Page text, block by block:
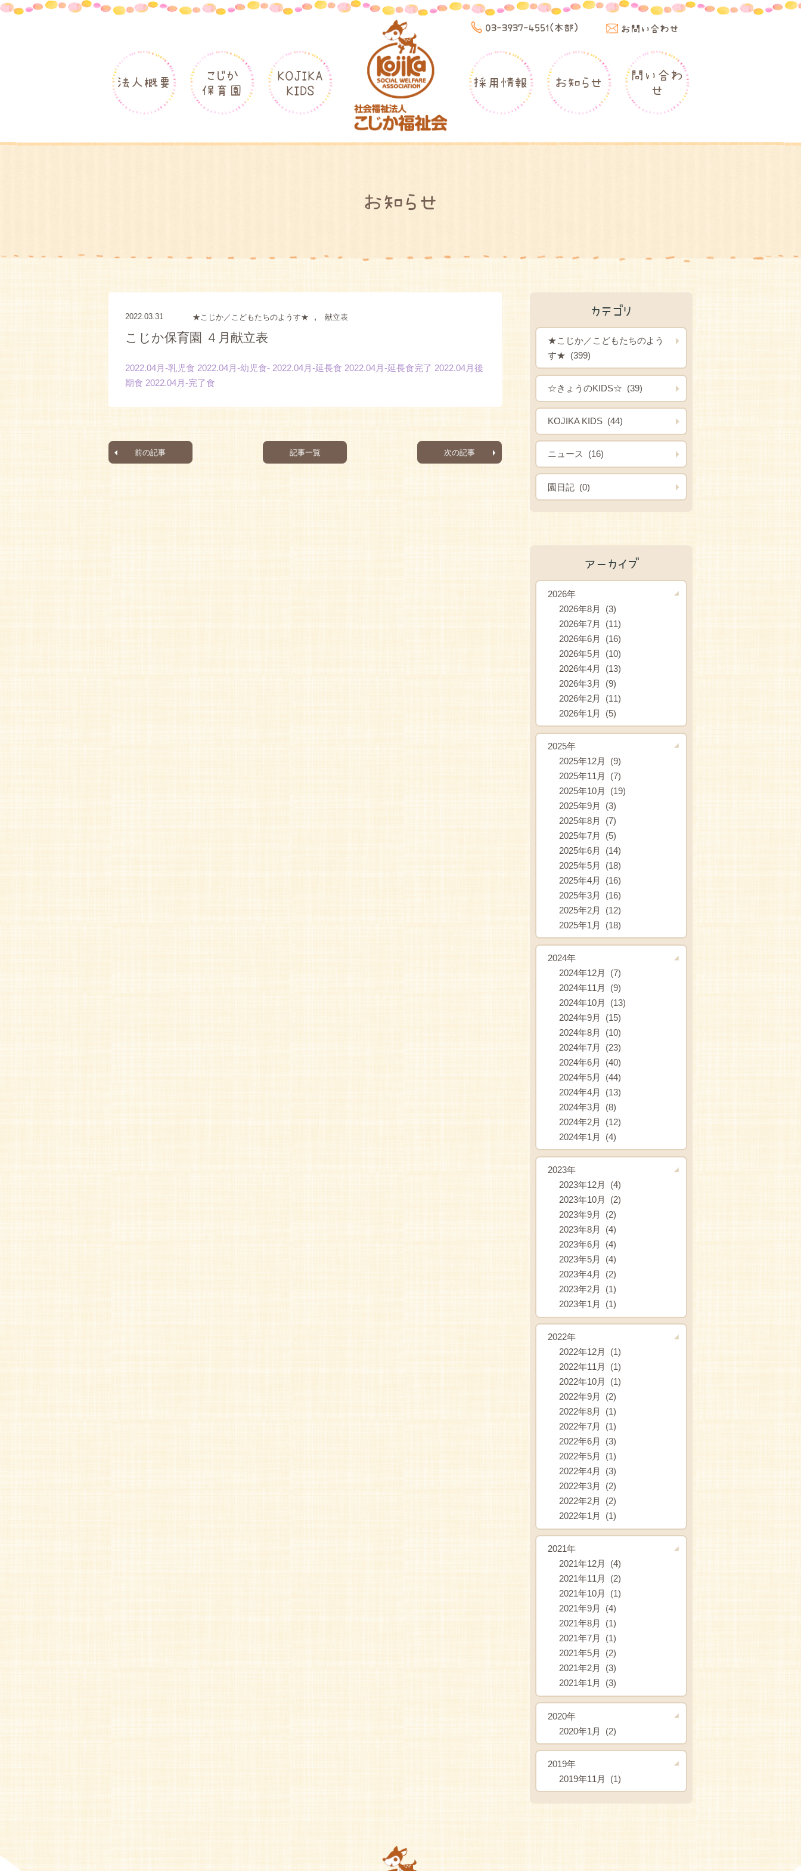
03-3937-4551(本部) お問い合わせ
法人概要
こじか
保育園
KOJIKA
KIDS
採用情報 お知らせ
問い合わ
せ
お知らせ
2022.03.31 ★こじか／こどもたちのようす★ , 献立表
こじか保育園 ４月献立表
2022.04月-乳児食 2022.04月-幼児食- 2022.04月-延長食 2022.04月-延長食完了 2022.04月後
期食 2022.04月-完了食
前の記事 記事一覧 次の記事
カテゴリ
★こじか／こどもたちのよう
す★ (399)
☆きょうのKIDS☆ (39)
KOJIKA KIDS (44)
ニュース (16)
園日記 (0)
アーカイブ
2026年
2026年8月 (3)
2026年7月 (11)
2026年6月 (16)
2026年5月 (10)
2026年4月 (13)
2026年3月 (9)
2026年2月 (11)
2026年1月 (5)
2025年
2025年12月 (9)
2025年11月 (7)
2025年10月 (19)
2025年9月 (3)
2025年8月 (7)
2025年7月 (5)
2025年6月 (14)
2025年5月 (18)
2025年4月 (16)
2025年3月 (16)
2025年2月 (12)
2025年1月 (18)
2024年
2024年12月 (7)
2024年11月 (9)
2024年10月 (13)
2024年9月 (15)
2024年8月 (10)
2024年7月 (23)
2024年6月 (40)
2024年5月 (44)
2024年4月 (13)
2024年3月 (8)
2024年2月 (12)
2024年1月 (4)
2023年
2023年12月 (4)
2023年10月 (2)
2023年9月 (2)
2023年8月 (4)
2023年6月 (4)
2023年5月 (4)
2023年4月 (2)
2023年2月 (1)
2023年1月 (1)
2022年
2022年12月 (1)
2022年11月 (1)
2022年10月 (1)
2022年9月 (2)
2022年8月 (1)
2022年7月 (1)
2022年6月 (3)
2022年5月 (1)
2022年4月 (3)
2022年3月 (2)
2022年2月 (2)
2022年1月 (1)
2021年
2021年12月 (4)
2021年11月 (2)
2021年10月 (1)
2021年9月 (4)
2021年8月 (1)
2021年7月 (1)
2021年5月 (2)
2021年2月 (3)
2021年1月 (3)
2020年
2020年1月 (2)
2019年
2019年11月 (1)